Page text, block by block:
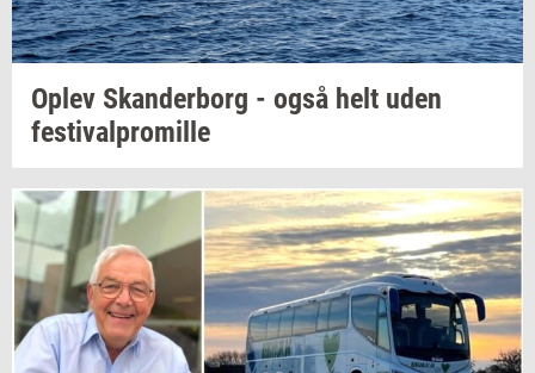
Oplev Skan­der­borg - også helt uden
festi­val­pro­mil­le